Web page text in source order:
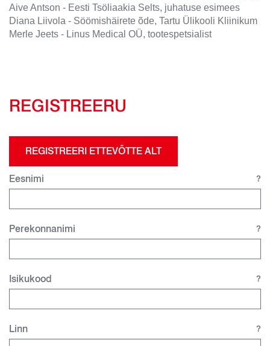
Aive Antson - Eesti Tsöliaakia Selts, juhatuse esimees
Diana Liivola - Söömishäirete õde, Tartu Ülikooli Kliinikum
Merle Jeets - Linus Medical OÜ, tootespetsialist
REGISTREERU
REGISTREERI ETTEVÕTTE ALT
Eesnimi ?
Perekonnanimi ?
Isikukood ?
Linn ?